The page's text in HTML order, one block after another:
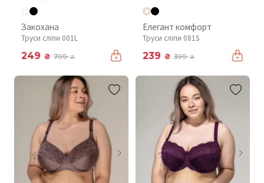
Закохана
Труси сліпи 001L
249 ₴ 799₴
Елегант комфорт
Труси сліпи 081S
239 ₴ 399₴